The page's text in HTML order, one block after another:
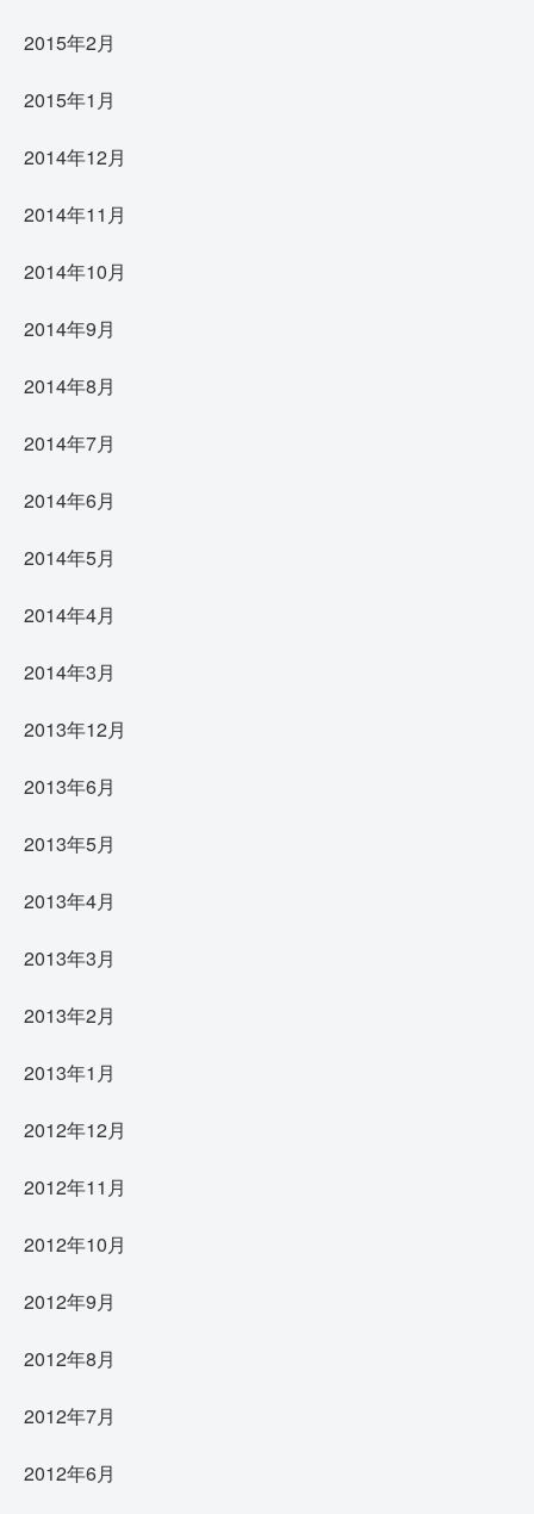
2015年2月
2015年1月
2014年12月
2014年11月
2014年10月
2014年9月
2014年8月
2014年7月
2014年6月
2014年5月
2014年4月
2014年3月
2013年12月
2013年6月
2013年5月
2013年4月
2013年3月
2013年2月
2013年1月
2012年12月
2012年11月
2012年10月
2012年9月
2012年8月
2012年7月
2012年6月